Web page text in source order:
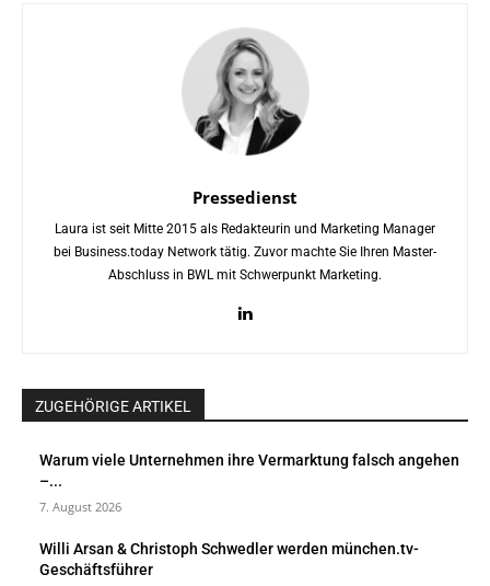
Pressedienst
Laura ist seit Mitte 2015 als Redakteurin und Marketing Manager
bei Business.today Network tätig. Zuvor machte Sie Ihren Master-
Abschluss in BWL mit Schwerpunkt Marketing.
ZUGEHÖRIGE ARTIKEL
Warum viele Unternehmen ihre Vermarktung falsch angehen
–...
7. August 2026
Willi Arsan & Christoph Schwedler werden münchen.tv-
Geschäftsführer